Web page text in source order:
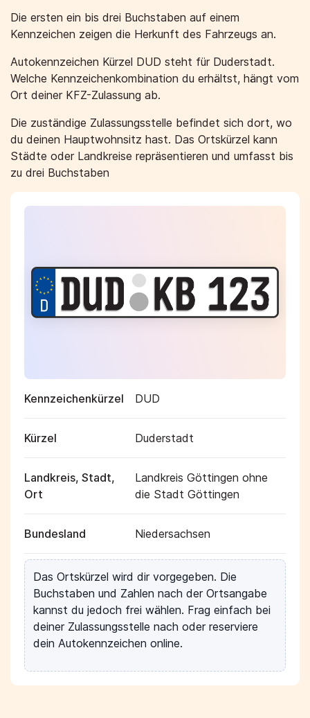
Die ersten ein bis drei Buchstaben auf einem
Kennzeichen zeigen die Herkunft des Fahrzeugs an.
Autokennzeichen Kürzel DUD steht für Duderstadt.
Welche Kennzeichenkombination du erhältst, hängt vom
Ort deiner KFZ-Zulassung ab.
Die zuständige Zulassungsstelle befindet sich dort, wo
du deinen Hauptwohnsitz hast. Das Ortskürzel kann
Städte oder Landkreise repräsentieren und umfasst bis
zu drei Buchstaben
Kennzeichenkürzel DUD
Kürzel Duderstadt
Landkreis, Stadt,
Ort
Landkreis Göttingen ohne
die Stadt Göttingen
Bundesland Niedersachsen
Das Ortskürzel wird dir vorgegeben. Die
Buchstaben und Zahlen nach der Ortsangabe
kannst du jedoch frei wählen. Frag einfach bei
deiner Zulassungsstelle nach oder reserviere
dein Autokennzeichen online.